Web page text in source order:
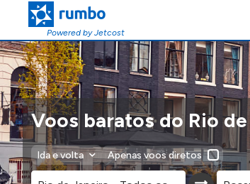
Powered by Jetcost
Voos baratos do Rio
Ida e volta Apenas voos diretos